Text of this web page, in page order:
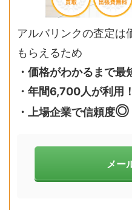
アルバリンクの査定は
もらえるため
・価格がわかるまで最
・年間6,700人が利用！
・上場企業で信頼度◎
メー